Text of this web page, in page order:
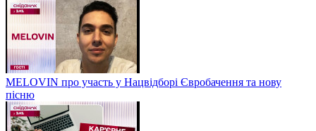
MELOVIN про участь у Нацвідборі Євробачення та нову
пісню